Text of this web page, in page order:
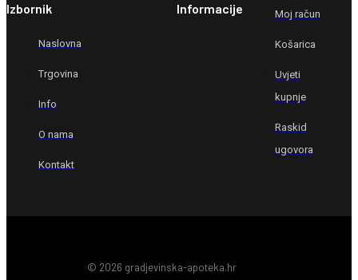
Izbornik
Naslovna
Trgovina
Info
O nama
Kontakt
Informacije Moj račun
Košarica
Uvjeti
kupnje
Raskid
ugovora
© 2026 gradjevinska-apoteka.hr